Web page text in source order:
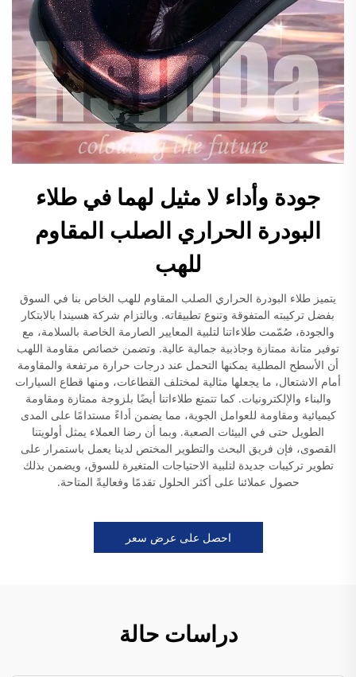
جودة وأداء لا مثيل لهما في طلاء
البودرة الحراري الصلب المقاوم
للهب
يتميز طلاء البودرة الحراري الصلب المقاوم للهب الخاص بنا في السوق
بفضل تركيبته المتفوقة وتنوع تطبيقاته. وبالتزام شركة هسيندا بالابتكار
والجودة، صُمّمت طلاءاتنا لتلبية المعايير الصارمة الخاصة بالسلامة، مع
توفير متانة ممتازة وجاذبية جمالية عالية. وتضمن خصائص مقاومة اللهب
أن الأسطح المطلية يمكنها التحمل عند درجات حرارة مرتفعة والمقاومة
أمام الاشتعال، ما يجعلها مثالية لمختلف القطاعات، ومنها قطاع السيارات
والبناء والإلكترونيات. كما تتمتع طلاءاتنا أيضًا بلزوجة ممتازة ومقاومة
كيميائية ومقاومة للعوامل الجوية، مما يضمن أداءً مستدامًا على المدى
الطويل حتى في البيئات الصعبة. وبما أن رضا العملاء يمثل أولويتنا
القصوى، فإن فريق البحث والتطوير المختص لدينا يعمل باستمرار على
تطوير تركيبات جديدة لتلبية الاحتياجات المتغيرة للسوق، ويضمن بذلك
حصول عملائنا على أكثر الحلول تقدمًا وفعاليةً المتاحة.
احصل على عرض سعر
دراسات حالة